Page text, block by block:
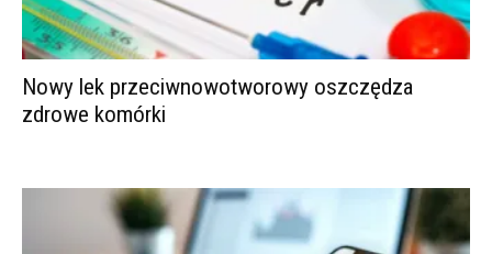
Nowy lek przeciwnowotworowy oszczędza
zdrowe komórki